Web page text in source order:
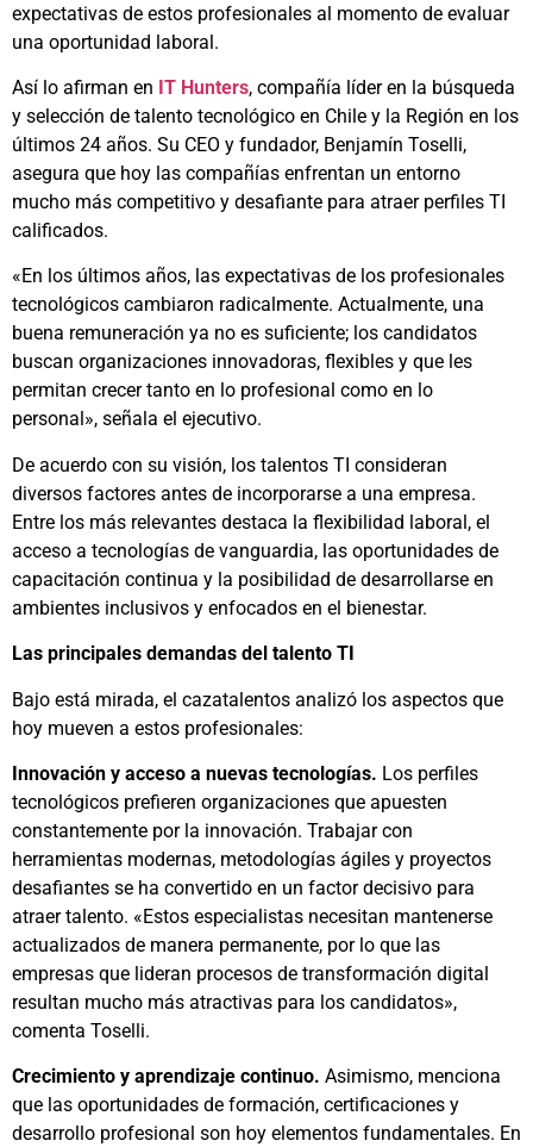
expectativas de estos profesionales al momento de evaluar
una oportunidad laboral.
Así lo afirman en IT Hunters, compañía líder en la búsqueda
y selección de talento tecnológico en Chile y la Región en los
últimos 24 años. Su CEO y fundador, Benjamín Toselli,
asegura que hoy las compañías enfrentan un entorno
mucho más competitivo y desafiante para atraer perfiles TI
calificados.
«En los últimos años, las expectativas de los profesionales
tecnológicos cambiaron radicalmente. Actualmente, una
buena remuneración ya no es suficiente; los candidatos
buscan organizaciones innovadoras, flexibles y que les
permitan crecer tanto en lo profesional como en lo
personal», señala el ejecutivo.
De acuerdo con su visión, los talentos TI consideran
diversos factores antes de incorporarse a una empresa.
Entre los más relevantes destaca la flexibilidad laboral, el
acceso a tecnologías de vanguardia, las oportunidades de
capacitación continua y la posibilidad de desarrollarse en
ambientes inclusivos y enfocados en el bienestar.
Las principales demandas del talento TI
Bajo está mirada, el cazatalentos analizó los aspectos que
hoy mueven a estos profesionales:
Innovación y acceso a nuevas tecnologías. Los perfiles
tecnológicos prefieren organizaciones que apuesten
constantemente por la innovación. Trabajar con
herramientas modernas, metodologías ágiles y proyectos
desafiantes se ha convertido en un factor decisivo para
atraer talento. «Estos especialistas necesitan mantenerse
actualizados de manera permanente, por lo que las
empresas que lideran procesos de transformación digital
resultan mucho más atractivas para los candidatos»,
comenta Toselli.
Crecimiento y aprendizaje continuo. Asimismo, menciona
que las oportunidades de formación, certificaciones y
desarrollo profesional son hoy elementos fundamentales. En